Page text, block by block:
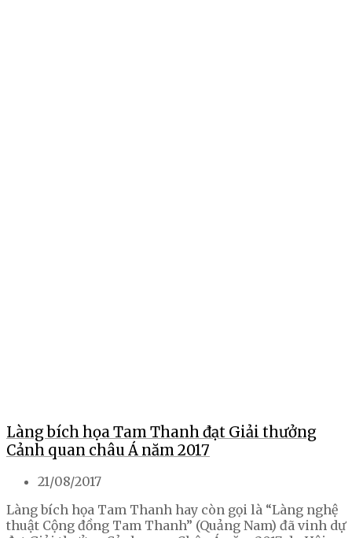
Làng bích họa Tam Thanh đạt Giải thưởng
Cảnh quan châu Á năm 2017
21/08/2017
Làng bích họa Tam Thanh hay còn gọi là “Làng nghệ
thuật Cộng đồng Tam Thanh” (Quảng Nam) đã vinh dự